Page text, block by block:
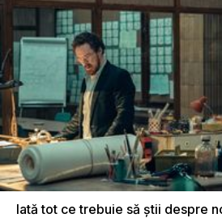
Iată tot ce trebuie să știi despre